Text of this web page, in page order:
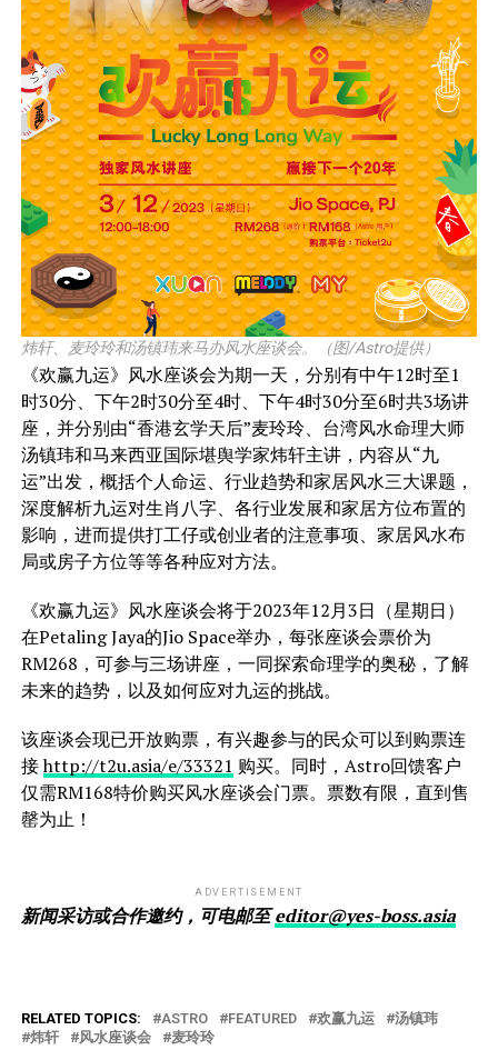
炜轩、麦玲玲和汤镇玮来马办风水座谈会。（图/Astro提供）
《欢赢九运》风水座谈会为期一天，分别有中午12时至1
时30分、下午2时30分至4时、下午4时30分至6时共3场讲
座，并分别由“香港玄学天后”麦玲玲、台湾风水命理大师
汤镇玮和马来西亚国际堪舆学家炜轩主讲，内容从“九
运”出发，概括个人命运、行业趋势和家居风水三大课题，
深度解析九运对生肖八字、各行业发展和家居方位布置的
影响，进而提供打工仔或创业者的注意事项、家居风水布
局或房子方位等等各种应对方法。
《欢赢九运》风水座谈会将于2023年12月3日（星期日）
在Petaling Jaya的Jio Space举办，每张座谈会票价为
RM268，可参与三场讲座，一同探索命理学的奥秘，了解
未来的趋势，以及如何应对九运的挑战。
该座谈会现已开放购票，有兴趣参与的民众可以到购票连
接http://t2u.asia/e/33321 购买。同时，Astro回馈客户
仅需RM168特价购买风水座谈会门票。票数有限，直到售
罄为止！
ADVERTISEMENT
新闻采访或合作邀约，可电邮至editor@yes-boss.asia
RELATED TOPICS: ASTRO FEATURED 欢赢九运
汤镇玮
炜轩
风水座谈会 麦玲玲